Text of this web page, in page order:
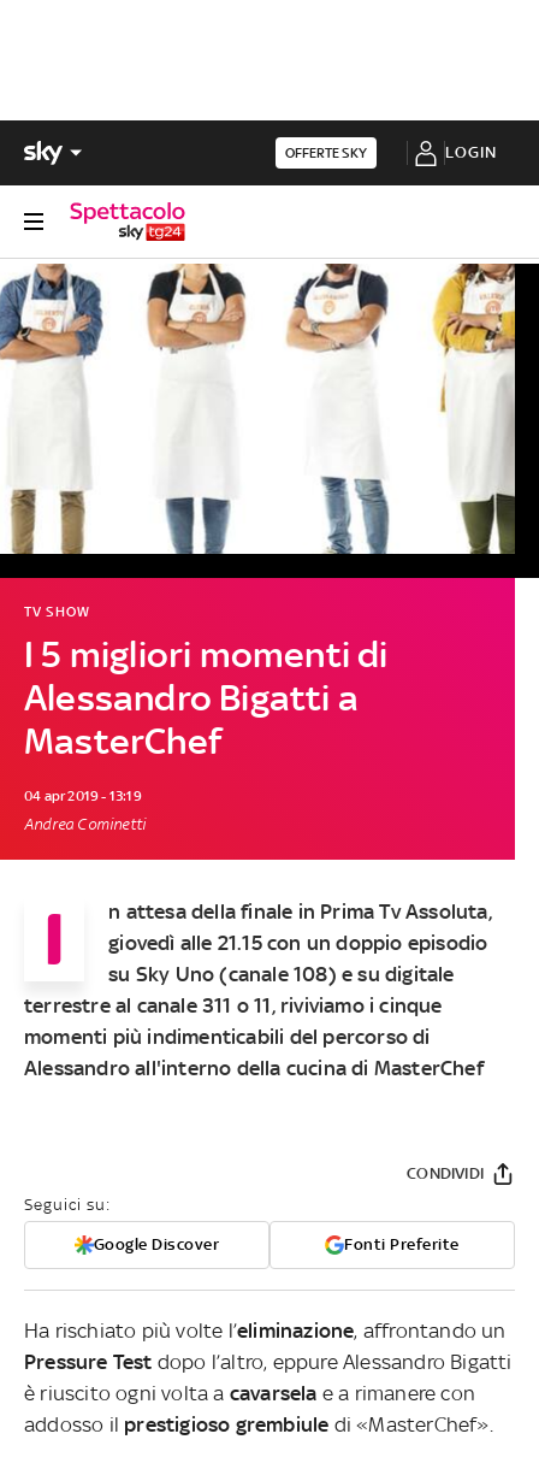
OFFERTE SKY LOGIN
I 5 migliori momenti di
Alessandro Bigatti a
MasterChef
TV SHOW
04 apr 2019 - 13:19
Andrea Cominetti
I n attesa dellafinale in Prima Tv Assoluta,
giovedì alle 21.15 con un doppio episodio
su Sky Uno (canale 108) e su digitale
terrestre al canale 311 o 11, riviviamo i cinque
momenti più indimenticabili del percorso di
Alessandro all'interno della cucina di MasterChef
Seguici su:
Google Discover Fonti Preferite
CONDIVIDI
Ha rischiato più volte l’eliminazione, affrontando un
Pressure Test dopo l’altro, eppure Alessandro Bigatti
è riuscito ogni volta a cavarsela e a rimanere con
addosso il prestigioso grembiule di «MasterChef».